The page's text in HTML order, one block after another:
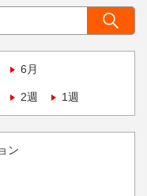
6月
2週 1週
ン